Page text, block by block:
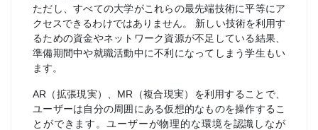
ただし、すべての大学がこれらの最先端技術に平等にア
クセスできるわけではありません。 新しい技術を利用す
るための資金やネットワーク資源が不足している結果、
準備期間中や就職活動中に不利になってしまう学生もい
ます。
AR（拡張現実）、MR（複合現実）を利用することで、
ユーザーは自分の周囲にある仮想的なものを操作するこ
とができます。ユーザーが物理的な環境を認識しなが